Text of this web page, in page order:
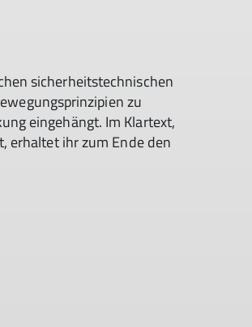
sicherheitstechnischen
zu
eingehängt. Im Klartext,
erhaltet ihr zum Ende den